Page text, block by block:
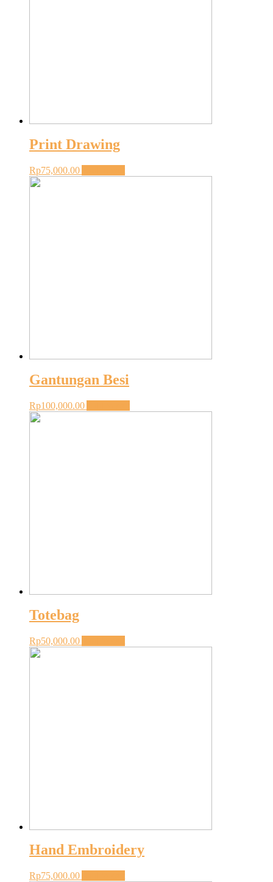
Print Drawing
Rp75,000.00
Gantungan Besi
Rp100,000.00
Totebag
Rp50,000.00
Hand Embroidery
Rp75,000.00